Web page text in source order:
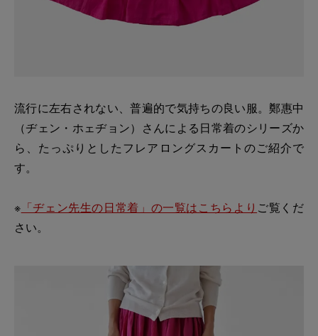
流行に左右されない、普遍的で気持ちの良い服。鄭惠中
（ヂェン・ホェヂョン）さんによる日常着のシリーズか
ら、たっぷりとしたフレアロングスカートのご紹介で
す。
※ 「ヂェン先生の日常着」の一覧はこちらより ご覧くだ
さい。